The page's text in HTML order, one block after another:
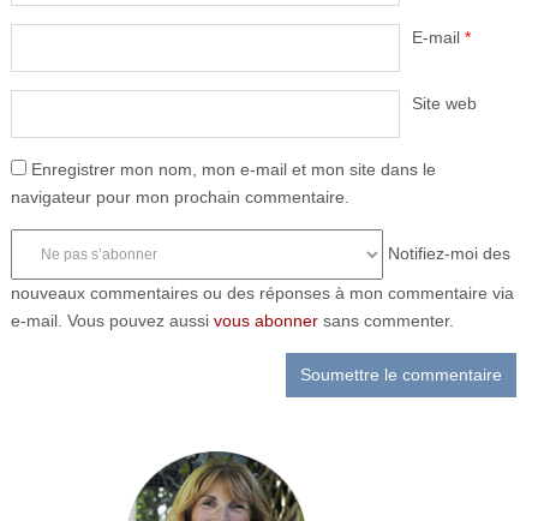
E-mail *
Site web
Enregistrer mon nom, mon e-mail et mon site dans le
navigateur pour mon prochain commentaire.
Notifiez-moi des
nouveaux commentaires ou des réponses à mon commentaire via
e-mail. Vous pouvez aussi vous abonnersans commenter.